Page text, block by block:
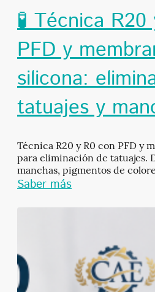
🧪 Técnica
PFD y
silicona:
tatuajes y
Técnica R20 y R0 con PFD y
para eliminación de tatuajes.
manchas, pigmentos de
láser estético.
Saber más